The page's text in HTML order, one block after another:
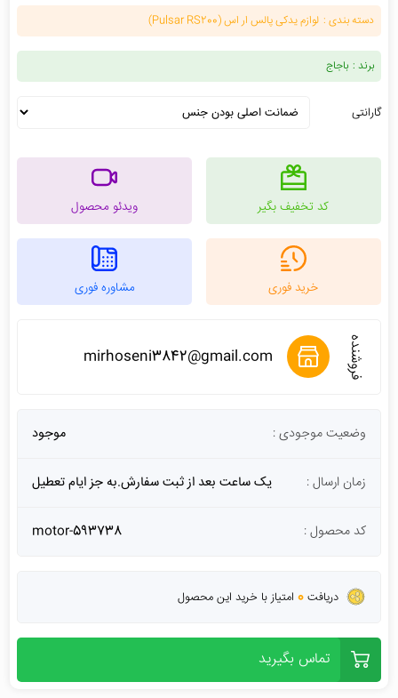
دسته بندی : لوازم یدکی پالس ار اس (Pulsar RS200)
برند : باجاج
گارانتی
کد تخفیف بگیر ویدئو محصول
خرید فوری مشاوره فوری
فروشنده mirhoseni3842@gmail.com
وضعیت موجودی : موجود
زمان ارسال : یک ساعت بعد از ثبت سفارش.به جز ایام تعطیل
کد محصول : motor-593738
دریافت 0امتیاز با خرید این محصول
تماس بگیرید